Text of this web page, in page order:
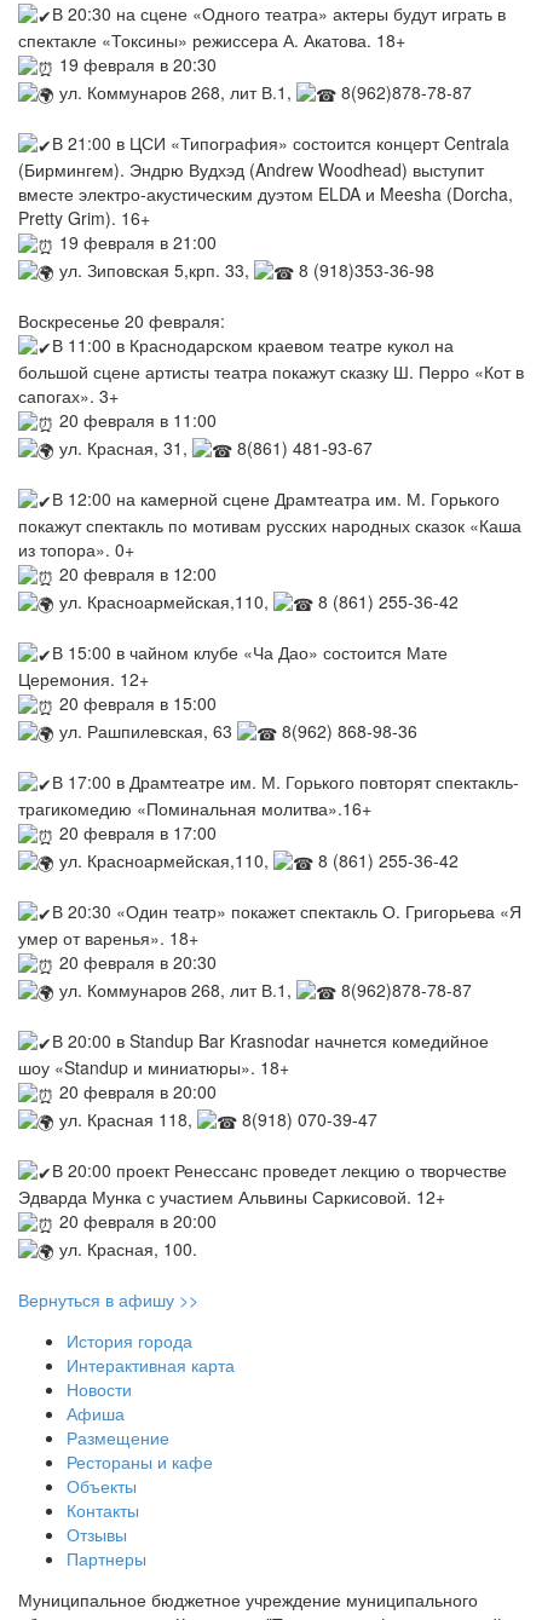
В 20:30 на сцене «Одного театра» актеры будут играть в
спектакле «Токсины» режиссера А. Акатова. 18+
19 февраля в 20:30
ул. Коммунаров 268, лит В.1,
8(962)878-78-87
В 21:00 в ЦСИ «Типография» состоится концерт Centrala
(Бирмингем). Эндрю Вудхэд (Andrew Woodhead) выступит
вместе электро-акустическим дуэтом ELDA и Meesha (Dorcha,
Pretty Grim). 16+
19 февраля в 21:00
ул. Зиповская 5,крп. 33,
8 (918)353-36-98
Воскресенье 20 февраля:
В 11:00 в Краснодарском краевом театре кукол на
большой сцене артисты театра покажут сказку Ш. Перро «Кот в
сапогах». 3+
20 февраля в 11:00
ул. Красная, 31,
8(861) 481-93-67
В 12:00 на камерной сцене Драмтеатра им. М. Горького
покажут спектакль по мотивам русских народных сказок «Каша
из топора». 0+
20 февраля в 12:00
ул. Красноармейская,110,
8 (861) 255-36-42
В 15:00 в чайном клубе «Ча Дао» состоится Мате
Церемония. 12+
20 февраля в 15:00
ул. Рашпилевская, 63
8(962) 868-98-36
В 17:00 в Драмтеатре им. М. Горького повторят спектакль-
трагикомедию «Поминальная молитва».16+
20 февраля в 17:00
ул. Красноармейская,110,
8 (861) 255-36-42
В 20:30 «Один театр» покажет спектакль О. Григорьева «Я
умер от варенья». 18+
20 февраля в 20:30
ул. Коммунаров 268, лит В.1,
8(962)878-78-87
В 20:00 в Standup Bar Krasnodar начнется комедийное
шоу «Standup и миниатюры». 18+
20 февраля в 20:00
ул. Красная 118,
8(918) 070-39-47
В 20:00 проект Ренессанс проведет лекцию о творчестве
Эдварда Мунка с участием Альвины Саркисовой. 12+
20 февраля в 20:00
ул. Красная, 100.
Вернуться в афишу >>
История города
Интерактивная карта
Новости
Афиша
Размещение
Рестораны и кафе
Объекты
Контакты
Отзывы
Партнеры
Муниципальное бюджетное учреждение муниципального